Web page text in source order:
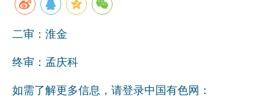
企业文化
《资源再生》杂志
行情报价
数字报
二审：淮金
终审：孟庆科
如需了解更多信息，请登录中国有色网：